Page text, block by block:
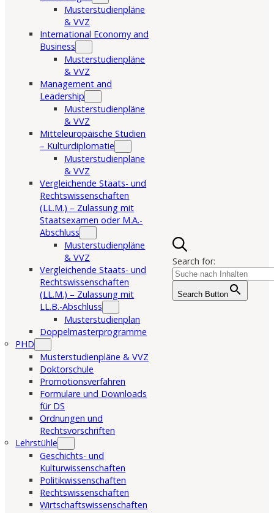
Musterstudienpläne
& VVZ
International Economy and
Business
Musterstudienpläne
& VVZ
Management and
Leadership
Musterstudienpläne
& VVZ
Mitteleuropäische Studien
– Kulturdiplomatie
Musterstudienpläne
& VVZ
Vergleichende Staats- und
Rechtswissenschaften
(LL.M.) – Zulassung mit
Staatsexamen oder M.A.-
Abschluss
Musterstudienpläne
& VVZ
Vergleichende Staats- und
Rechtswissenschaften
(LL.M.) – Zulassung mit
LL.B.-Abschluss
Musterstudienplan
Doppelmasterprogramme
PHD
Musterstudienpläne & VVZ
Doktorschule
Promotionsverfahren
Formulare und Downloads
für DS
Ordnungen und
Rechtsvorschriften
Lehrstühle
Geschichts- und
Kulturwissenschaften
Politikwissenschaften
Rechtswissenschaften
Wirtschaftswissenschaften
Search for:
Search Button